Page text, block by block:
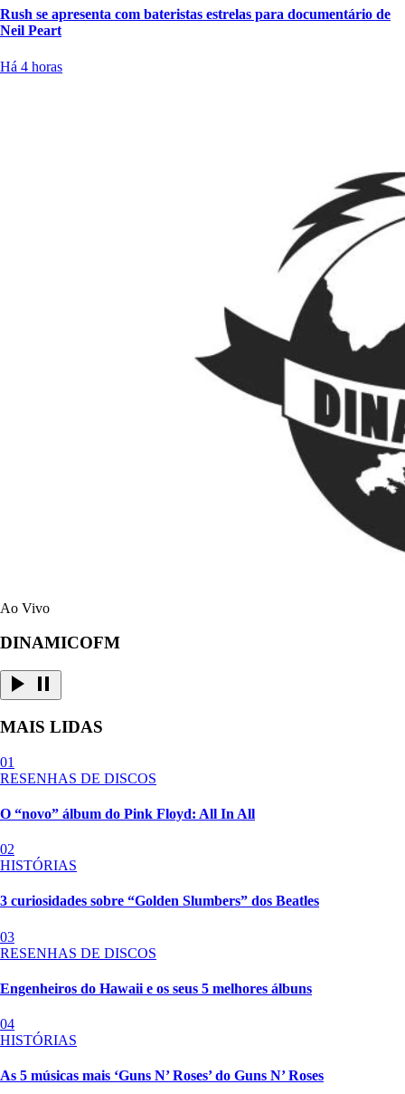
Rush se apresenta com bateristas estrelas para documentário de
Neil Peart
Há 4 horas
Ao Vivo
DINAMICOFM
MAIS LIDAS
01
RESENHAS DE DISCOS
O “novo” álbum do Pink Floyd: All In All
02
HISTÓRIAS
3 curiosidades sobre “Golden Slumbers” dos Beatles
03
RESENHAS DE DISCOS
Engenheiros do Hawaii e os seus 5 melhores álbuns
04
HISTÓRIAS
As 5 músicas mais ‘Guns N’ Roses’ do Guns N’ Roses